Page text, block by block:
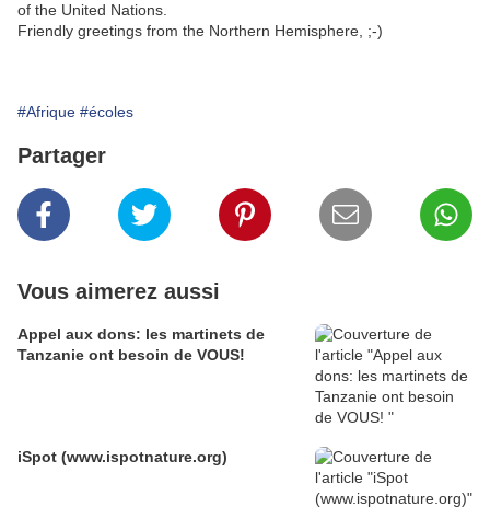
of the United Nations.
Friendly greetings from the Northern Hemisphere, ;-)
#Afrique #écoles
Partager
Vous aimerez aussi
Appel aux dons: les martinets de
Tanzanie ont besoin de VOUS!
iSpot (www.ispotnature.org)